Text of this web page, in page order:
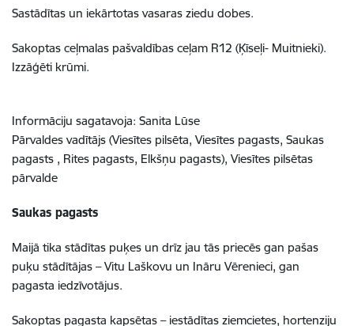
Sastādītas un iekārtotas vasaras ziedu dobes.
Sakoptas ceļmalas pašvaldības ceļam R12 (Ķīseļi- Muitnieki).
Izzāģēti krūmi.
Informāciju sagatavoja: Sanita Lūse
Pārvaldes vadītājs (Viesītes pilsēta, Viesītes pagasts, Saukas
pagasts , Rites pagasts, Elkšņu pagasts), Viesītes pilsētas
pārvalde
Saukas pagasts
Maijā tika stādītas puķes un drīz jau tās priecēs gan pašas
puķu stādītājas – Vitu Laškovu un Ināru Vērenieci, gan
pagasta iedzīvotājus.
Sakoptas pagasta kapsētas – iestādītas ziemcietes, hortenziju